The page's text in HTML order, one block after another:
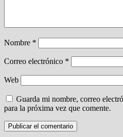
Nombre *
Correo electrónico *
Web
Guarda mi nombre, correo
para la próxima vez que comente.